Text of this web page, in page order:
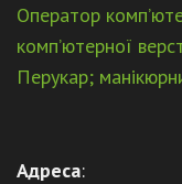
Оператор
комп’ютерної
Перукар;
Адреса: